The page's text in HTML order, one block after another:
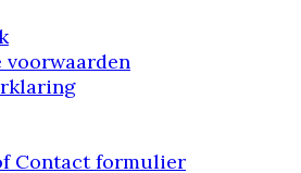
voorwaarden
Contact formulier